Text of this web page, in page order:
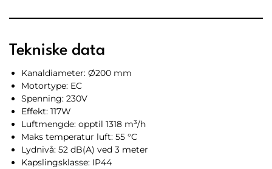
Tekniske data
Kanaldiameter: Ø200 mm
Motortype: EC
Spenning: 230V
Effekt: 117W
Luftmengde: opptil 1318 m³/h
Maks temperatur luft: 55 °C
Lydnivå: 52 dB(A) ved 3 meter
Kapslingsklasse: IP44